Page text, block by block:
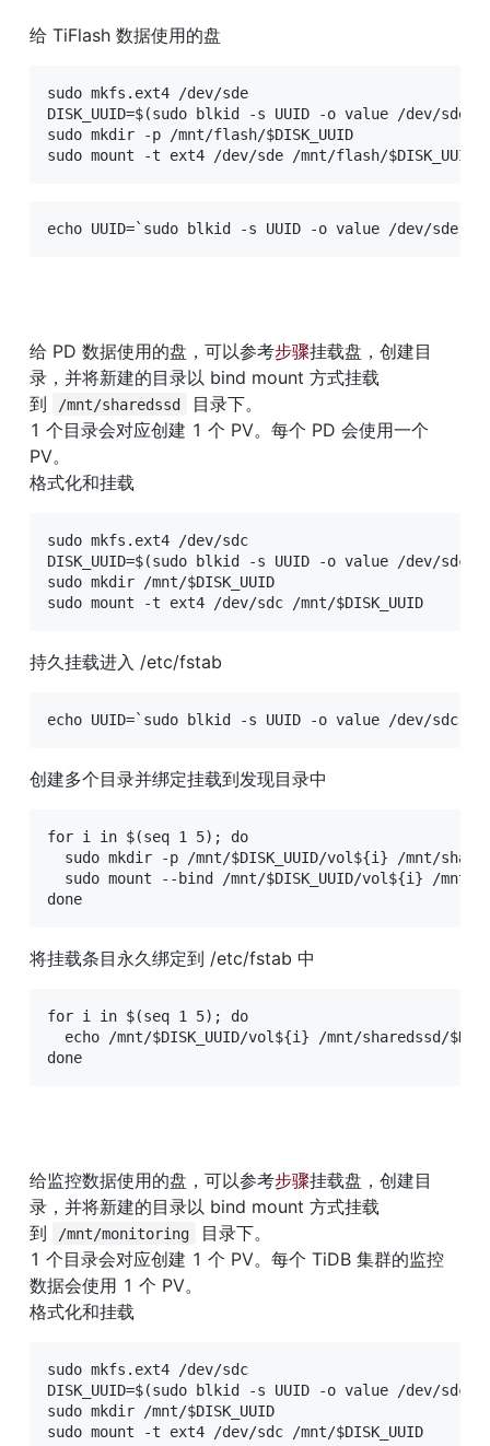
给 TiFlash 数据使用的盘
sudo mkfs.ext4 /dev/sde
DISK_UUID=$(sudo blkid -s UUID -o value /dev/sde)
sudo mkdir -p /mnt/flash/$DISK_UUID
sudo mount -t ext4 /dev/sde /mnt/flash/$DISK_UUID
echo UUID=`sudo blkid -s UUID -o value /dev/
给 PD 数据使用的盘，可以参考步骤挂载盘，创建目
录，并将新建的目录以 bind mount 方式挂载
到
/mnt/sharedssd
目录下。
1 个目录会对应创建 1 个 PV。每个 PD 会使用一个
PV。
格式化和挂载
sudo mkfs.ext4 /dev/sdc
DISK_UUID=$(sudo blkid -s UUID -o value /dev/sdc)
sudo mkdir /mnt/$DISK_UUID
sudo mount -t ext4 /dev/sdc /mnt/$DISK_UUID
持久挂载进入 /etc/fstab
echo UUID=`sudo blkid -s UUID -o value /dev/
创建多个目录并绑定挂载到发现目录中
for i in $(seq 1 5); do
sudo mkdir -p /mnt/$DISK_UUID/vol${i} /mnt/
sudo mount --bind /mnt/$DISK_UUID/vol${i} /mnt/
done
将挂载条目永久绑定到 /etc/fstab 中
for i in $(seq 1 5); do
echo /mnt/$DISK_UUID/vol${i} /mnt/sharedssd/
done
给监控数据使用的盘，可以参考步骤挂载盘，创建目
录，并将新建的目录以 bind mount 方式挂载
到
/mnt/monitoring
目录下。
1 个目录会对应创建 1 个 PV。每个 TiDB 集群的监控
数据会使用 1 个 PV。
格式化和挂载
sudo mkfs.ext4 /dev/sdc
DISK_UUID=$(sudo blkid -s UUID -o value /dev/sdc)
sudo mkdir /mnt/$DISK_UUID
sudo mount -t ext4 /dev/sdc /mnt/$DISK_UUID